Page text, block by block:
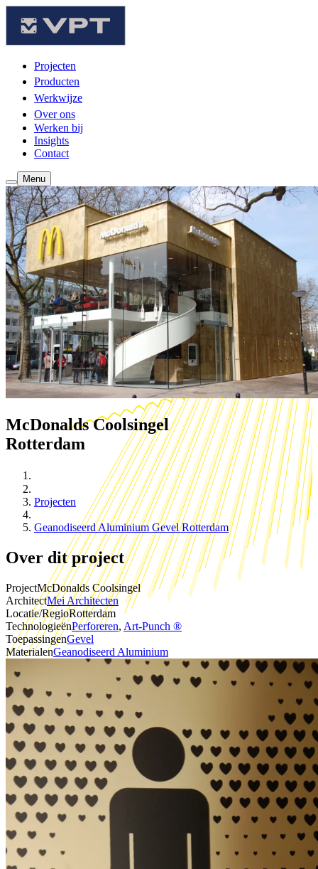
Projecten
Producten
Werkwijze
Over ons
Werken bij
Insights
Contact
Menu
McDonalds Coolsingel
Rotterdam
Projecten
Geanodiseerd Aluminium Gevel Rotterdam
Over dit project
ProjectMcDonalds Coolsingel
ArchitectMei Architecten
Locatie/RegioRotterdam
TechnologieënPerforeren, Art-Punch ®
ToepassingenGevel
MaterialenGeanodiseerd Aluminium